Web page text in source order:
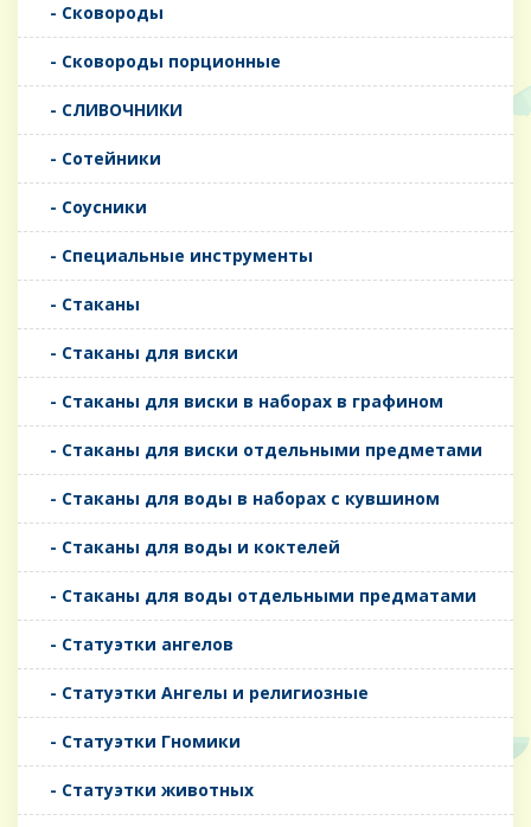
- Сковороды
- Сковороды порционные
- СЛИВОЧНИКИ
- Сотейники
- Соусники
- Специальные инструменты
- Стаканы
- Стаканы для виски
- Стаканы для виски в наборах в графином
- Стаканы для виски отдельными предметами
- Стаканы для воды в наборах с кувшином
- Стаканы для воды и коктелей
- Стаканы для воды отдельными предматами
- Статуэтки ангелов
- Статуэтки Ангелы и религиозные
- Статуэтки Гномики
- Статуэтки животных